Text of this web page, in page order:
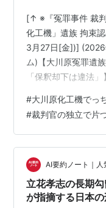
[↑ ※『冤罪事件 裁
化工機」遺族 拘束
3月27日[金])]
ム)【大川原冤罪遺
「保釈却下は違法
…今回の提訴では、
おそれもないと認識
官計37人の判断は
国に求めた。…有罪
束が続く現状は「人
化工…
#大川原化工機でっ
#裁判官の独立で片
AI要約ノート｜
立花孝志の長期
が指摘する日本